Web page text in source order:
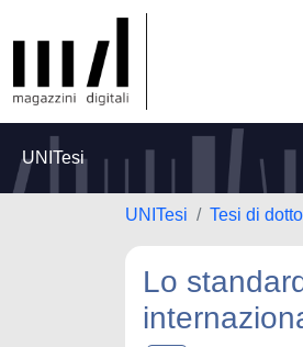
UNITesi
UNITesi Tesi di
Lo